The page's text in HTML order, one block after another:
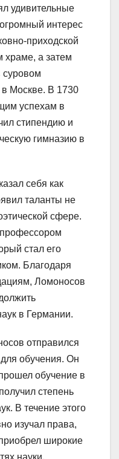
удивительные
интерес
приходской
храме, а затем
суровом
Москве. В 1730
успехам в
стипендию и
гимназию в
себя как
таланты не
сфере.
стал его
Благодаря
Ломоносов
в Германии.
отправился
обучения. Он
обучение в
степень
В течение этого
изучал права,
широкие
науки.